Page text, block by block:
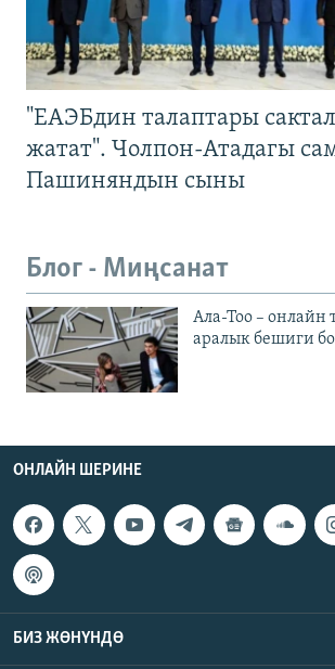
"ЕАЭБдин талаптары
жатат". Чолпон-Атадагы
Пашиняндын сыны
Блог - Миңсанат
Ала-Тоо – онлайн
аралык бешиги
ОНЛАЙН ШЕРИНЕ
БИЗ ЖӨНҮНДӨ